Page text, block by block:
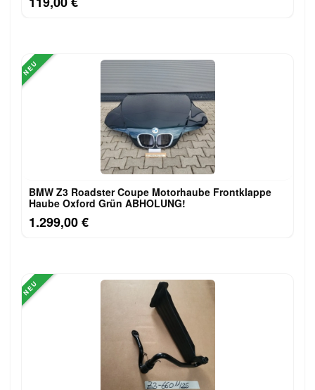
NEU
BMW Z3 Roadster Coupe Motorhaube Frontklappe
Haube Oxford Grün ABHOLUNG!
1.299,00 €
NEU